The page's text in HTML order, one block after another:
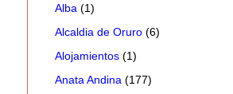
Alba (1)
Alcaldia de Oruro (6)
Alojamientos (1)
Anata Andina (177)